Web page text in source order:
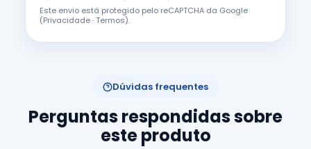
Este envio está protegido pelo reCAPTCHA da Google
(Privacidade·Termos).
Dúvidas frequentes
Perguntas respondidas sobre
este produto